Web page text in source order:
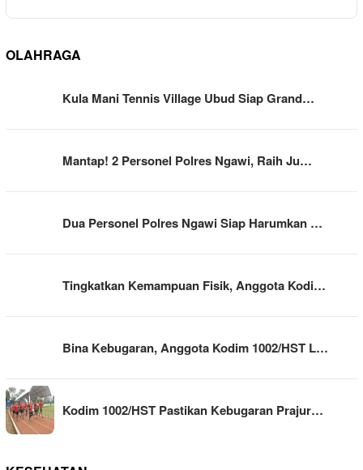
OLAHRAGA
Kula Mani Tennis Village Ubud Siap Grand…
Mantap! 2 Personel Polres Ngawi, Raih Ju…
Dua Personel Polres Ngawi Siap Harumkan …
Tingkatkan Kemampuan Fisik, Anggota Kodi…
Bina Kebugaran, Anggota Kodim 1002/HST L…
Kodim 1002/HST Pastikan Kebugaran Prajur…